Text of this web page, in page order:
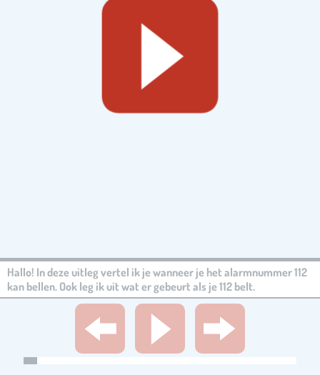
Hallo! In deze uitleg vertel ik je wanneer je het alarmnummer 112
kan bellen. Ook leg ik uit wat er gebeurt als je 112 belt.